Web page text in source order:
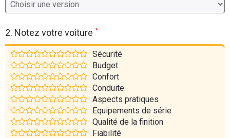
Moto
Marques
2. Notez votre voiture *
Sécurité
Budget
Confort
Conduite
Aspects pratiques
Equipements de série
Qualité de la finition
Fiabilité